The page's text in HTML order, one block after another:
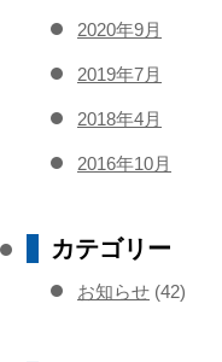
2020年9月
2019年7月
2018年4月
2016年10月
カテゴリー
お知らせ (42)